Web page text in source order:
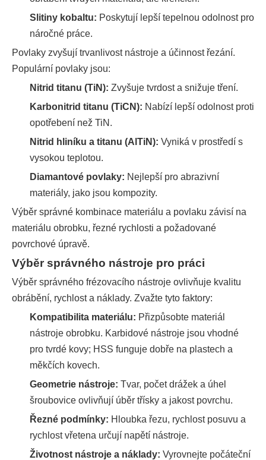
Slitiny kobaltu: Poskytují lepší tepelnou odolnost pro
náročné práce.
Povlaky zvyšují trvanlivost nástroje a účinnost řezání.
Populární povlaky jsou:
Nitrid titanu (TiN): Zvyšuje tvrdost a snižuje tření.
Karbonitrid titanu (TiCN): Nabízí lepší odolnost proti
opotřebení než TiN.
Nitrid hliníku a titanu (AlTiN): Vyniká v prostředí s
vysokou teplotou.
Diamantové povlaky: Nejlepší pro abrazivní
materiály, jako jsou kompozity.
Výběr správné kombinace materiálu a povlaku závisí na
materiálu obrobku, řezné rychlosti a požadované
povrchové úpravě.
Výběr správného nástroje pro práci
Výběr správného frézovacího nástroje ovlivňuje kvalitu
obrábění, rychlost a náklady. Zvažte tyto faktory:
Kompatibilita materiálu: Přizpůsobte materiál
nástroje obrobku. Karbidové nástroje jsou vhodné
pro tvrdé kovy; HSS funguje dobře na plastech a
měkčích kovech.
Geometrie nástroje: Tvar, počet drážek a úhel
šroubovice ovlivňují úběr třísky a jakost povrchu.
Řezné podmínky: Hloubka řezu, rychlost posuvu a
rychlost vřetena určují napětí nástroje.
Životnost nástroje a náklady: Vyrovnejte počáteční